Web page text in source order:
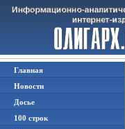
Главная
Новости
Досье
100 строк